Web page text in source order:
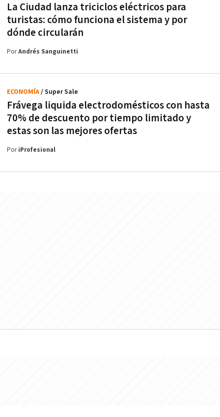
La Ciudad lanza triciclos eléctricos para
turistas: cómo funciona el sistema y por
dónde circularán
PorAndrés Sanguinetti
Frávega liquida electrodomésticos con hasta
70% de descuento por tiempo limitado y
estas son las mejores ofertas
ECONOMÍA/ Super Sale
PoriProfesional